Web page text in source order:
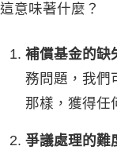
這意味著什麼？
補償基金的缺
務問題，我們
那樣，獲得任
爭議處理的難